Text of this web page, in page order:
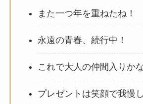
また一つ年を重ねたね！
永遠の青春、続行中！
これで大人の仲間入りか
プレゼントは笑顔で我慢